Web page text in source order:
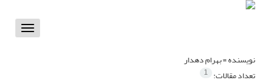
Toggle
نویسنده =بهرام دهدار
تعداد مقالات: 1